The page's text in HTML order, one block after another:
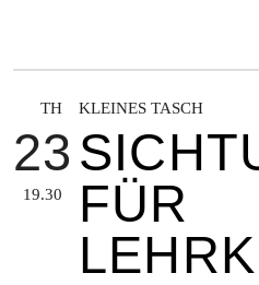
TH
23
19.30
KLEINES TASCH
FÜR